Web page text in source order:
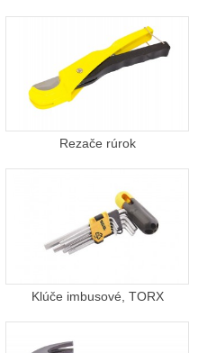
Rezače rúrok
Klúče imbusové, TORX